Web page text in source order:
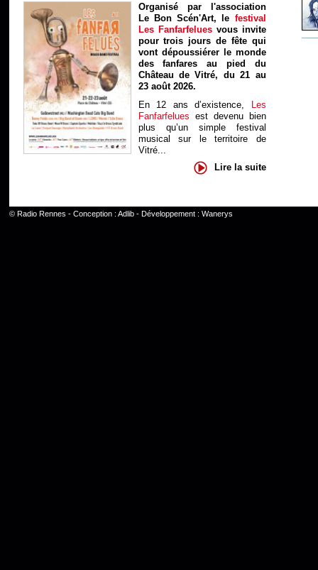
Organisé par l'association
Le Bon Scén'Art, le festival
Les Fanfarfelues vous invite
pour trois jours de fête qui
vont dépoussiérer le monde
des fanfares au pied du
Château de Vitré, du 21 au
23 août 2026.
En 12 ans d’existence, Les
Fanfarfelues est devenu bien
plus qu’un simple festival
musical sur le territoire de
Vitré...
Lire la suite
© Radio Rennes - Conception : Adlib- Développement : Wanerys